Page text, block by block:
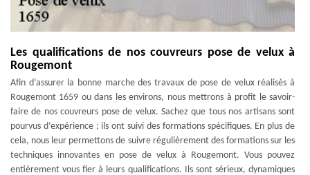
Les qualifications de nos couvreurs pose de velux à
Rougemont
Afin d’assurer la bonne marche des travaux de pose de velux réalisés à
Rougemont 1659 ou dans les environs, nous mettrons à profit le savoir-
faire de nos couvreurs pose de velux. Sachez que tous nos artisans sont
pourvus d’expérience ; ils ont suivi des formations spécifiques. En plus de
cela, nous leur permettons de suivre régulièrement des formations sur les
techniques innovantes en pose de velux à Rougemont. Vous pouvez
entièrement vous fier à leurs qualifications. Ils sont sérieux, dynamiques